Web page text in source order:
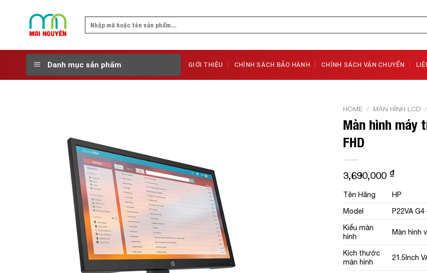
Search
Danh mục sản phẩm GIỚI THIỆU CHÍNH SÁCH BẢO HÀNH CHÍNH SÁCH VẬN CHUYỂN
HOME / MÀN HÌNH LCD /
Màn hình máy
FHD
3,690,000 ₫
Tên Hãng
HP
Model
P22VA G4
Kiểu màn
hình
Màn hình
Kích thước
màn hình
21.5Inch